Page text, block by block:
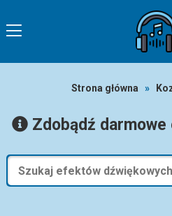
Strona główna »
Zdobądź